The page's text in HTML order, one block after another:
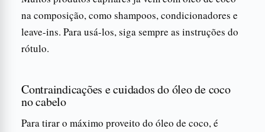
na composição, como shampoos, condicionadores e
leave-ins. Para usá-los, siga sempre as instruções do
rótulo.
Contraindicações e cuidados do óleo de coco
no cabelo
Para tirar o máximo proveito do óleo de coco, é